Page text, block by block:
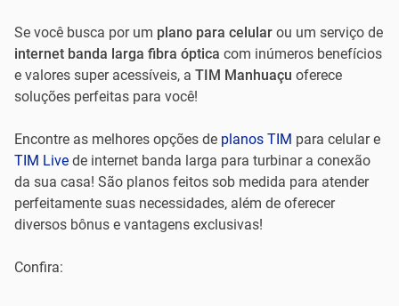
Se você busca por um plano para celular ou um serviço de
internet banda larga fibra óptica com inúmeros benefícios
e valores super acessíveis, a TIM Manhuaçu oferece
soluções perfeitas para você!
Encontre as melhores opções de planos TIM para celular e
TIM Live de internet banda larga para turbinar a conexão
da sua casa! São planos feitos sob medida para atender
perfeitamente suas necessidades, além de oferecer
diversos bônus e vantagens exclusivas!
Confira: